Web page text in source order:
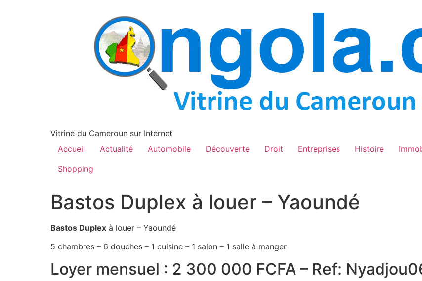
Vitrine du Cameroun sur Internet
Accueil
Actualité Automobile Découverte Droit Entreprises Histoire
Shopping
Bastos Duplex à louer – Yaoundé
Bastos Duplex à louer – Yaoundé
5 chambres – 6 douches – 1 cuisine – 1 salon – 1 salle à manger
Loyer mensuel : 2 300 000 FCFA – Ref: